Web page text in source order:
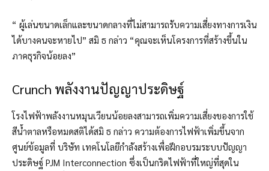
“ ผู้เล่นขนาดเล็กและขนาดกลางที่ไม่สามารถรับความเสี่ยงทางการเงิน
ได้บางคนจะหายไป” สมิ ธ กล่าว “คุณจะเห็นโครงการที่สร้างขึ้นใน
ภาคธุรกิจน้อยลง”
Crunch พลังงานปัญญาประดิษฐ์
โรงไฟฟ้าพลังงานหมุนเวียนน้อยลงสามารถเพิ่มความเสี่ยงของการใช้
สีน้ำตาลหรือหมดสติได้สมิ ธ กล่าว ความต้องการไฟฟ้าเพิ่มขึ้นจาก
ศูนย์ข้อมูลที่ บริษัท เทคโนโลยีกำลังสร้างเพื่อฝึกอบรมระบบปัญญา
ประดิษฐ์ PJM Interconnection ซึ่งเป็นกริดไฟฟ้าที่ใหญ่ที่สุดใน